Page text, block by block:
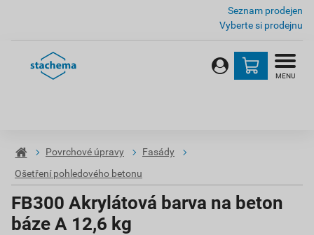
Seznam prodejen
Vyberte si prodejnu
MENU
Povrchové úpravy
Fasády
Ošetření pohledového betonu
FB300 Akrylátová barva na beton
báze A 12,6 kg